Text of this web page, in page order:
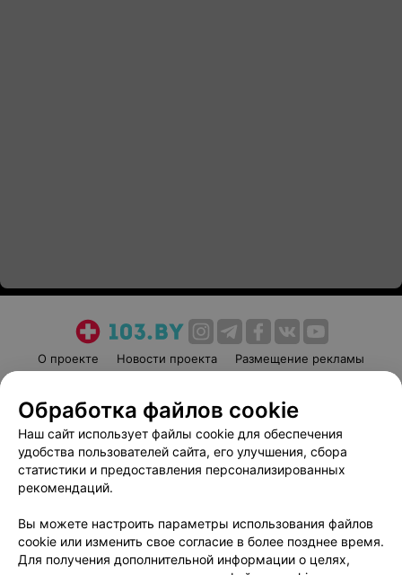
О проекте Новости проекта
Размещение рекламы
Пользовательское соглашение
Способы оплаты
Вакансии
Партнеры
Написать руководителю 103.by
Обработка персональных данных
Обработка файлов cookie
Наш сайт использует файлы cookie для обеспечения
удобства пользователей сайта, его улучшения, сбора
статистики и предоставления персонализированных
рекомендаций.
Вы можете настроить параметры использования файлов
cookie или изменить свое согласие в более позднее время.
Для получения дополнительной информации о целях,